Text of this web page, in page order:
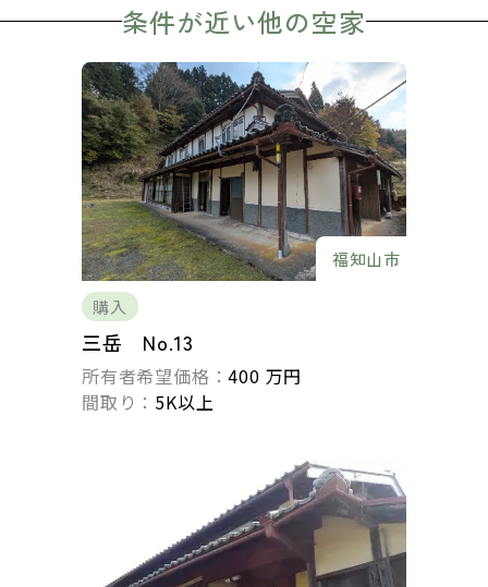
条件が近い他の空家
福知山市
購入
三岳 No.13
所有者希望価格：400 万円
間取り： 5K以上